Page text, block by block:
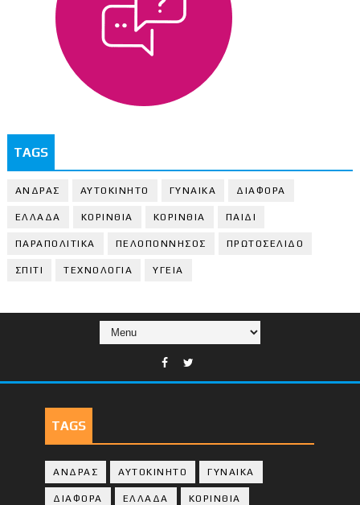
TAGS
ΑΝΔΡΑΣ ΑΥΤΟΚΙΝΗΤΟ ΓΥΝΑΙΚΑ ΔΙΑΦΟΡΑ
ΕΛΛΑΔΑ ΚΟΡΙΝΘΙΑ ΚΟΡΙΝΘΙA ΠΑΙΔΙ
ΠΑΡΑΠΟΛΙΤΙΚΑ ΠΕΛΟΠΟΝΝΗΣΟΣ ΠΡΩΤΟΣΕΛΙΔΟ
ΣΠΙΤΙ ΤΕΧΝΟΛΟΓΙΑ ΥΓΕΙΑ
TAGS
ΑΝΔΡΑΣ ΑΥΤΟΚΙΝΗΤΟ ΓΥΝΑΙΚΑ
ΔΙΑΦΟΡΑ ΕΛΛΑΔΑ ΚΟΡΙΝΘΙΑ